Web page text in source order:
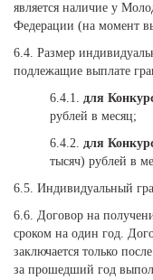
является наличие у
Федерации (на момент
6.4. Размер
подлежащие выплате
6.4.1. для
рублей в месяц;
6.4.2. для
тысяч) рублей в
6.5. Индивидуальный
6.6. Договор на
сроком на один год.
заключается только
за прошедший год